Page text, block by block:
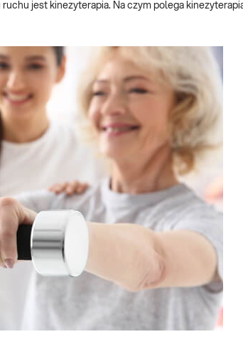
jest kinezyterapia. Na czym polega